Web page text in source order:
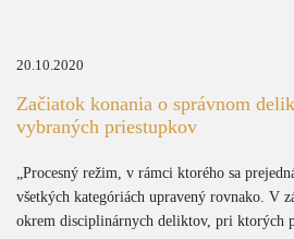
20.10.2020
Začiatok konania o správnom
vybraných priestupkov
„Procesný režim, v rámci ktorého sa
všetkých kategóriách upravený rovnako. V
okrem disciplinárnych deliktov, pri ktorých